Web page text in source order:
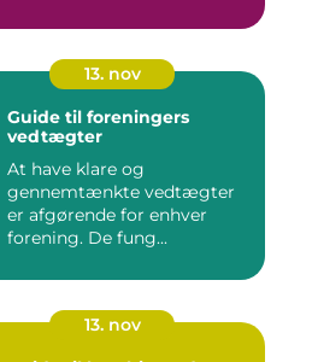
13. nov
Guide til foreningers
vedtægter
At have klare og
gennemtænkte vedtægter
er afgørende for enhver
forening. De fung...
13. nov